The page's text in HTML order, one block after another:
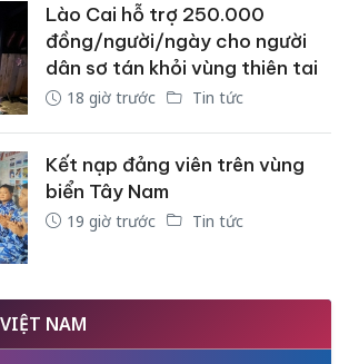
Lào Cai hỗ trợ 250.000
đồng/người/ngày cho người
dân sơ tán khỏi vùng thiên tai
18 giờ trước Tin tức
Kết nạp đảng viên trên vùng
biển Tây Nam
19 giờ trước Tin tức
NAM